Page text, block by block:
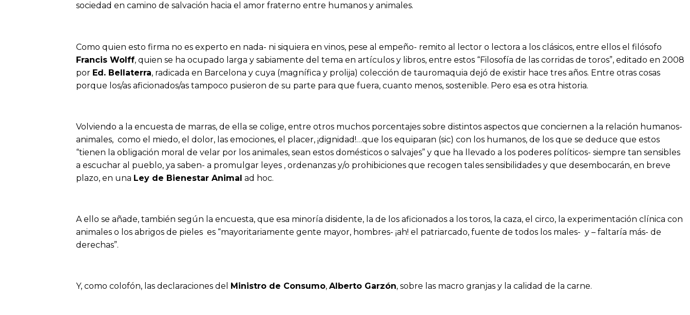
sociedad en camino de salvación hacia el amor fraterno entre humanos y animales.
Como quien esto firma no es experto en nada- ni siquiera en vinos, pese al empeño- remito al lector o lectora a los clásicos, entre ellos el filósofo
Francis Wolff, quien se ha ocupado larga y sabiamente del tema en artículos y libros, entre estos “Filosofía de las corridas de toros”, editado en 2008
por Ed. Bellaterra, radicada en Barcelona y cuya (magnífica y prolija) colección de tauromaquia dejó de existir hace tres años. Entre otras cosas
porque los/as aficionados/as tampoco pusieron de su parte para que fuera, cuanto menos, sostenible. Pero esa es otra historia.
Volviendo a la encuesta de marras, de ella se colige, entre otros muchos porcentajes sobre distintos aspectos que conciernen a la relación humanos-
animales, como el miedo, el dolor, las emociones, el placer, ¡dignidad!…que los equiparan (sic) con los humanos, de los que se deduce que estos
“tienen la obligación moral de velar por los animales, sean estos domésticos o salvajes” y que ha llevado a los poderes políticos- siempre tan sensibles
a escuchar al pueblo, ya saben- a promulgar leyes , ordenanzas y/o prohibiciones que recogen tales sensibilidades y que desembocarán, en breve
plazo, en una Ley de Bienestar Animal ad hoc.
A ello se añade, también según la encuesta, que esa minoría disidente, la de los aficionados a los toros, la caza, el circo, la experimentación clínica con
animales o los abrigos de pieles es “mayoritariamente gente mayor, hombres- ¡ah! el patriarcado, fuente de todos los males- y – faltaría más- de
derechas”.
Y, como colofón, las declaraciones del Ministro de Consumo, Alberto Garzón, sobre las macro granjas y la calidad de la carne.